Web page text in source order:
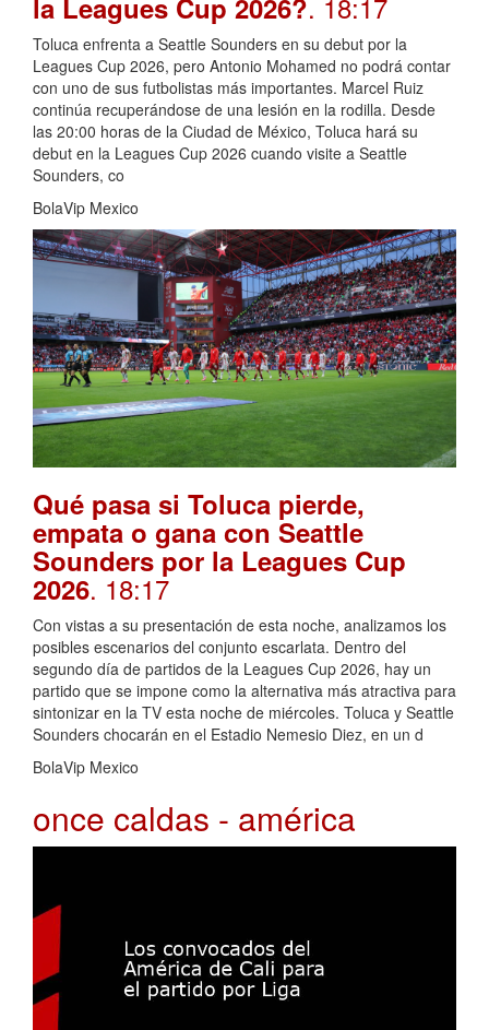
la Leagues Cup 2026?
Toluca enfrenta a Seattle Sounders en su debut por la
Leagues Cup 2026, pero Antonio Mohamed no podrá contar
con uno de sus futbolistas más importantes. Marcel Ruiz
continúa recuperándose de una lesión en la rodilla. Desde
las 20:00 horas de la Ciudad de México, Toluca hará su
debut en la Leagues Cup 2026 cuando visite a Seattle
Sounders, co
BolaVip Mexico
Qué pasa si Toluca pierde,
empata o gana con Seattle
Sounders por la Leagues Cup
2026. 18:17
Con vistas a su presentación de esta noche, analizamos los
posibles escenarios del conjunto escarlata. Dentro del
segundo día de partidos de la Leagues Cup 2026, hay un
partido que se impone como la alternativa más atractiva para
sintonizar en la TV esta noche de miércoles. Toluca y Seattle
Sounders chocarán en el Estadio Nemesio Diez, en un d
BolaVip Mexico
once caldas - américa